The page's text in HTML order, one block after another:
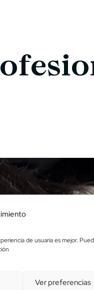
de usuaria es mejor.
Ver preferencias